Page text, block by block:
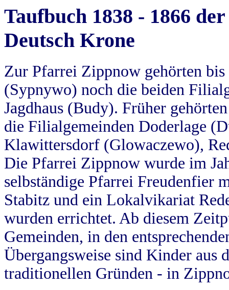
Taufbuch 1838 - 1866
Deutsch Krone
Zur Pfarrei Zippnow gehörten
(Sypnywo) noch die beiden
Jagdhaus (Budy). Früher
die Filialgemeinden Doderlage
Klawittersdorf (Glowaczewo),
Die Pfarrei Zippnow wurde im
selbständige Pfarrei Freudenfier
Stabitz und ein Lokalvikariat
wurden errichtet. Ab diesem
Gemeinden, in den
Übergangsweise sind Kinder aus
traditionellen Gründen - in